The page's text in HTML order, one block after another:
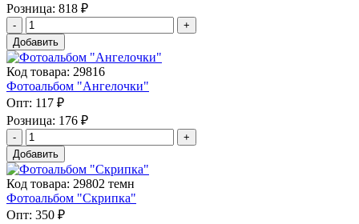
Розница: 818 ₽
Добавить
Код товара: 29816
Фотоальбом "Ангелочки"
Опт: 117 ₽
Розница: 176 ₽
Добавить
Код товара: 29802 темн
Фотоальбом "Скрипка"
Опт: 350 ₽